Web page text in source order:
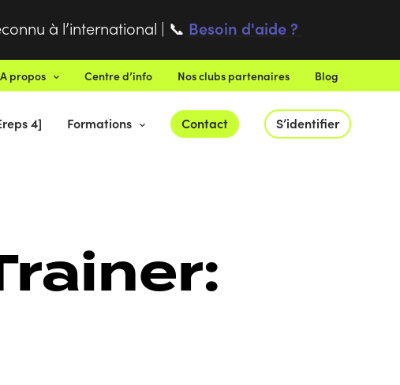
à l’international | 📞 Besoin d'aide ?
A propos Centre d’info Nos clubs partenaires Blog
4] Formations Contact S’identifier